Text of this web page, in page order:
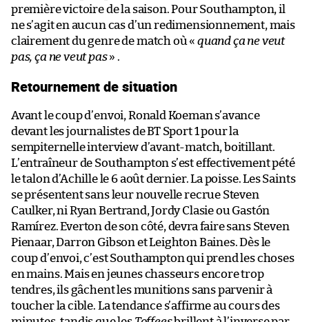
première victoire de la saison. Pour Southampton, il
ne s’agit en aucun cas d’un redimensionnement, mais
clairement du genre de match où « quand ça ne veut
pas, ça ne veut pas» .
Retournement de situation
Avant le coup d’envoi, Ronald Koeman s’avance
devant les journalistes de BT Sport 1 pour la
sempiternelle interview d’avant-match, boitillant.
L’entraîneur de Southampton s’est effectivement pété
le talon d’Achille le 6 août dernier. La poisse. Les Saints
se présentent sans leur nouvelle recrue Steven
Caulker, ni Ryan Bertrand, Jordy Clasie ou Gastón
Ramírez. Everton de son côté, devra faire sans Steven
Pienaar, Darron Gibson et Leighton Baines. Dès le
coup d’envoi, c’est Southampton qui prend les choses
en mains. Mais en jeunes chasseurs encore trop
tendres, ils gâchent les munitions sans parvenir à
toucher la cible. La tendance s’affirme au cours des